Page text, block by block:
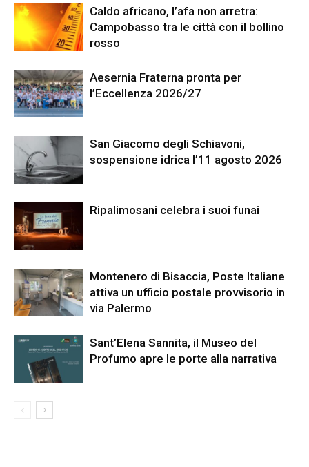
Caldo africano, l’afa non arretra:
Campobasso tra le città con il bollino
rosso
Aesernia Fraterna pronta per
l’Eccellenza 2026/27
San Giacomo degli Schiavoni,
sospensione idrica l’11 agosto 2026
Ripalimosani celebra i suoi funai
Montenero di Bisaccia, Poste Italiane
attiva un ufficio postale provvisorio in
via Palermo
Sant’Elena Sannita, il Museo del
Profumo apre le porte alla narrativa